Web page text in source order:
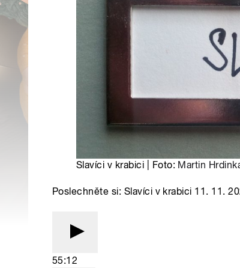
Slavíci v krabici | Foto: Martin
Poslechněte si: Slavíci v krabici 11. 11.
55:12